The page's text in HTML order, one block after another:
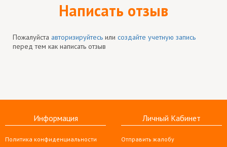
Написать отзыв
Пожалуйста авторизируйтесь или создайте учетную запись
перед тем как написать отзыв
Информация
Политика конфиденциальности
Личный Кабинет
Отправить жалобу